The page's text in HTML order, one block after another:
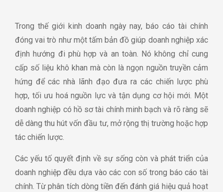
Trong thế giới kinh doanh ngày nay, báo cáo tài chính
đóng vai trò như một tấm bản đồ giúp doanh nghiệp xác
định hướng đi phù hợp và an toàn. Nó không chỉ cung
cấp số liệu khô khan mà còn là ngọn nguồn truyền cảm
hứng để các nhà lãnh đạo đưa ra các chiến lược phù
hợp, tối ưu hoá nguồn lực và tận dụng cơ hội mới. Một
doanh nghiệp có hồ sơ tài chính minh bạch và rõ ràng sẽ
dễ dàng thu hút vốn đầu tư, mở rộng thị trường hoặc hợp
tác chiến lược.
Các yếu tố quyết định về sự sống còn và phát triển của
doanh nghiệp đều dựa vào các con số trong báo cáo tài
chính. Từ phân tích dòng tiền đến đánh giá hiệu quả hoạt